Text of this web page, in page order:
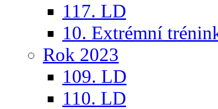
117. LD
10. Extrémní
Rok 2023
109. LD
110. LD